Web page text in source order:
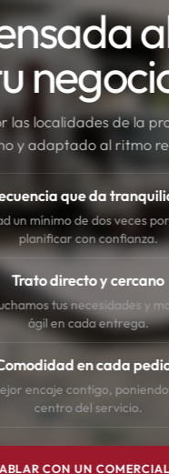
las localidades de la
y adaptado al ritmo
que da
un mínimo de dos veces
planificar con confianza.
Trato directo y cercano
tus necesidades y
ágil en cada entrega.
en cada
encaje contigo,
centro del servicio.
CON UN